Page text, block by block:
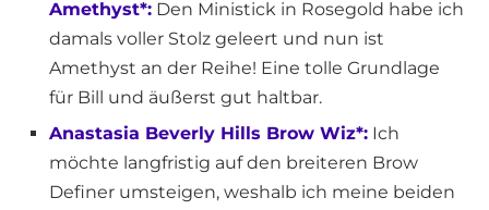
Amethyst*: Den Ministick in Rosegold habe ich
damals voller Stolz geleert und nun ist
Amethyst an der Reihe! Eine tolle Grundlage
für Bill und äußerst gut haltbar.
Anastasia Beverly Hills Brow Wiz*: Ich
möchte langfristig auf den breiteren Brow
Definer umsteigen, weshalb ich meine beiden